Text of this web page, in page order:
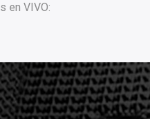
en VIVO: